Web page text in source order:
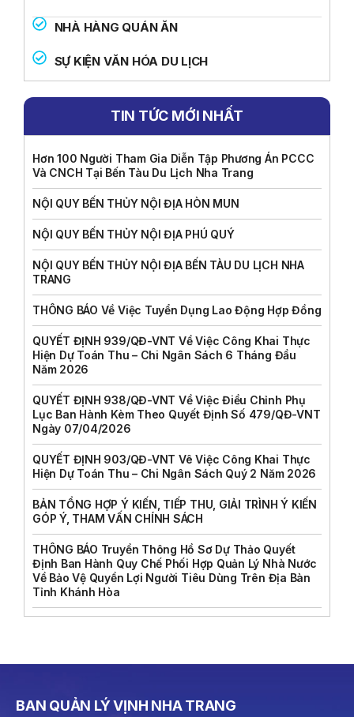
NHÀ HÀNG QUÁN ĂN
SỰ KIỆN VĂN HÓA DU LỊCH
TIN TỨC MỚI NHẤT
Hơn 100 Người Tham Gia Diễn Tập Phương Án PCCC
Và CNCH Tại Bến Tàu Du Lịch Nha Trang
NỘI QUY BẾN THỦY NỘI ĐỊA HÒN MUN
NỘI QUY BẾN THỦY NỘI ĐỊA PHÚ QUÝ
NỘI QUY BẾN THỦY NỘI ĐỊA BẾN TÀU DU LỊCH NHA
TRANG
THÔNG BÁO Về Việc Tuyển Dụng Lao Động Hợp Đồng
QUYẾT ĐỊNH 939/QĐ-VNT Về Việc Công Khai Thực
Hiện Dự Toán Thu – Chi Ngân Sách 6 Tháng Đầu
Năm 2026
QUYẾT ĐỊNH 938/QĐ-VNT Về Việc Điều Chỉnh Phụ
Lục Ban Hành Kèm Theo Quyết Định Số 479/QĐ-VNT
Ngày 07/04/2026
QUYẾT ĐỊNH 903/QĐ-VNT Vê Việc Công Khai Thực
Hiện Dự Toán Thu – Chi Ngân Sách Quý 2 Năm 2026
BẢN TỔNG HỢP Ý KIẾN, TIẾP THU, GIẢI TRÌNH Ý KIẾN
GÓP Ý, THAM VẤN CHÍNH SÁCH
THÔNG BÁO Truyền Thông Hồ Sơ Dự Thảo Quyết
Định Ban Hành Quy Chế Phối Hợp Quản Lý Nhà Nước
Về Bảo Vệ Quyền Lợi Người Tiêu Dùng Trên Địa Bàn
Tỉnh Khánh Hòa
BAN QUẢN LÝ VỊNH NHA TRANG